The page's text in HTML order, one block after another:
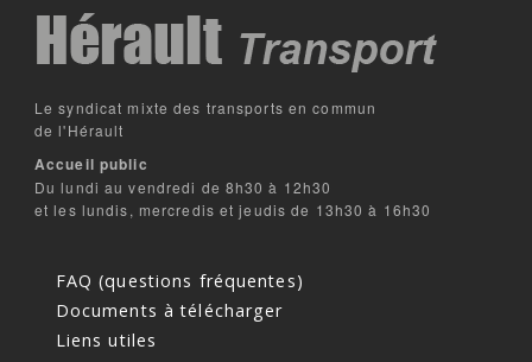
Le syndicat mixte des transports en commun
de l'Hérault
Accueil public
Du lundi au vendredi de 8h30 à 12h30
et les lundis, mercredis et jeudis de 13h30 à 16h30
FAQ (questions fréquentes)
Documents à télécharger
Liens utiles